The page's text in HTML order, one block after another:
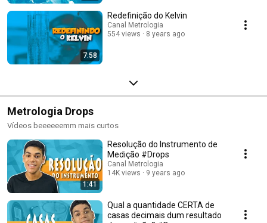
7:58
Redefinição do Kelvin
Canal Metrologia
554 views
8 years ago
Metrologia Drops
Vídeos beeeeeemm mais curtos
1:41
Resolução do Instrumento de
Medição #Drops
Canal Metrologia
14K views
9 years ago
Qual a quantidade CERTA de
casas decimais dum resultado